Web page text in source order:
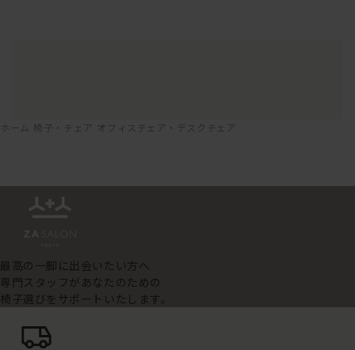
ホーム 椅子・チェア オフィスチェア・デスクチェア
最高の一脚に出会いたい方へ
専門スタッフがあなたのための
椅子選びをサポートいたします。